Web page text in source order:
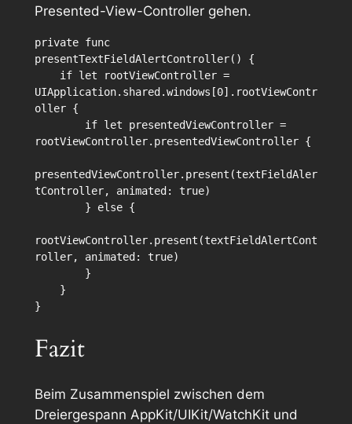
Presented-View-Controller gehen.
private func
presentTextFieldAlertController() {
UIApplication.shared.windows[0].rootViewContr
oller {
rootViewController.presentedViewController {
presentedViewController.present(textFieldAler
tController, animated: true)
rootViewController.present(textFieldAlertCont
roller, animated: true)
Fazit
Beim Zusammenspiel zwischen dem
Dreiergespann AppKit/UIKit/WatchKit und